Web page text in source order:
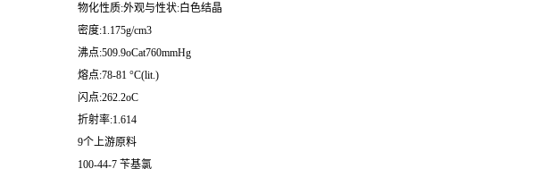
物化性质:外观与性状:白色结晶
密度:1.175g/cm3
沸点:509.9oCat760mmHg
熔点:78-81 °C(lit.)
闪点:262.2oC
折射率:1.614
9个上游原料
100-44-7 苄基氯